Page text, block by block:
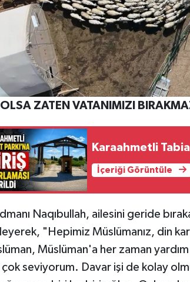
ZATEN VATANIMIZI
Karaahmetli
İçeriği Görüntüle
Naqıbullah, ailesini geride
"Hepimiz Müslümanız, din
Müslüman'a her zaman
çok seviyorum. Davar işi de kolay